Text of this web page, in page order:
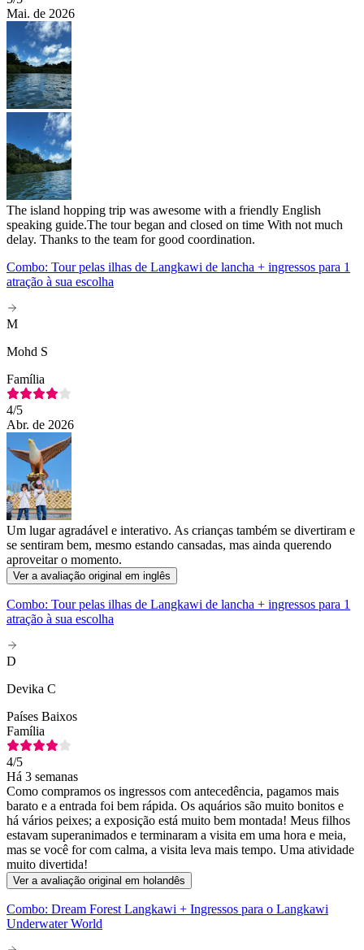
Mai. de 2026
The island hopping trip was awesome with a friendly English
speaking guide.The tour began and closed on time With not much
delay. Thanks to the team for good coordination.
Combo: Tour pelas ilhas de Langkawi de lancha + ingressos para 1
atração à sua escolha
M
Mohd S
Família
4/5
Abr. de 2026
Um lugar agradável e interativo. As crianças também se divertiram e
se sentiram bem, mesmo estando cansadas, mas ainda querendo
aproveitar o momento.
Ver a avaliação original em inglês
Combo: Tour pelas ilhas de Langkawi de lancha + ingressos para 1
atração à sua escolha
D
Devika C
Países Baixos
Família
4/5
Há 3 semanas
Como compramos os ingressos com antecedência, pagamos mais
barato e a entrada foi bem rápida. Os aquários são muito bonitos e
há vários peixes; a exposição está muito bem montada! Meus filhos
estavam superanimados e terminaram a visita em uma hora e meia,
mas se você for com calma, a visita leva mais tempo. Uma atividade
muito divertida!
Ver a avaliação original em holandês
Combo: Dream Forest Langkawi + Ingressos para o Langkawi
Underwater World